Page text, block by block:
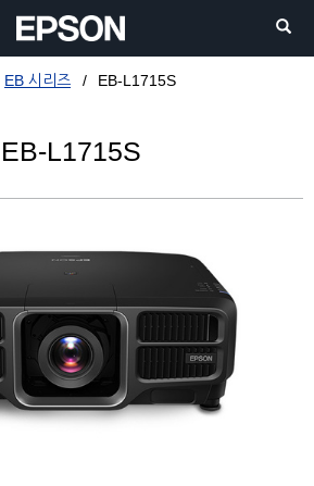
EB 시리즈 EB-L1715S
EB-L1715S